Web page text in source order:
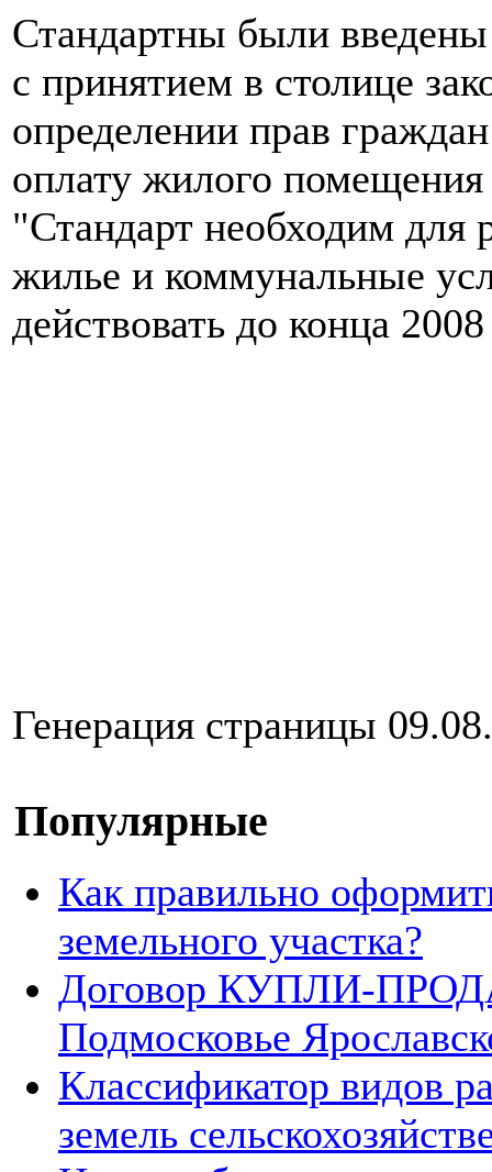
Стандартны были
с принятием в столице
определении прав
оплату жилого
"Стандарт необходим для
жилье и коммунальные
действовать до конца
Генерация страницы
Популярные
Как правильно
земельного участка?
Договор КУПЛИ-
Подмосковье
Классификатор видов
земель